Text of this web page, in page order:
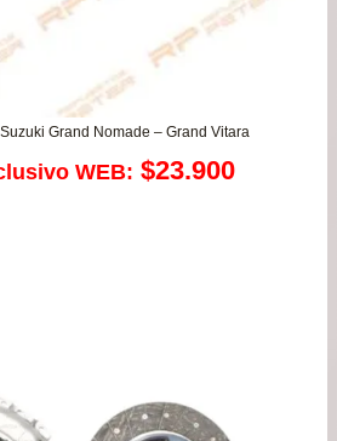
Grand Nomade – Grand Vitara
WEB: $23.900